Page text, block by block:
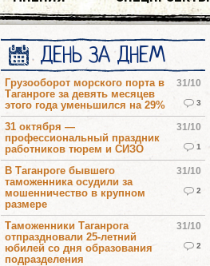
ДЕНЬ ЗА ДНЕМ
31/10
3
Грузооборот морского порта в
Таганроге за девять месяцев
этого года уменьшился на 29%
31/10
1
31 октября —
профессиональный праздник
работников тюрем и СИЗО
31/10
2
В Таганроге бывшего
таможенника осудили за
мошенничество в крупном
размере
31/10
2
Таможенники Таганрога
отпраздновали 25-летний
юбилей со дня образования
подразделения